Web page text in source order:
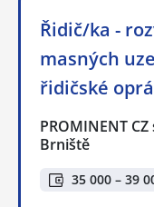
Řidič/ka -
masných
řidičské
PROMINENT CZ
Brniště
35 000 – 39